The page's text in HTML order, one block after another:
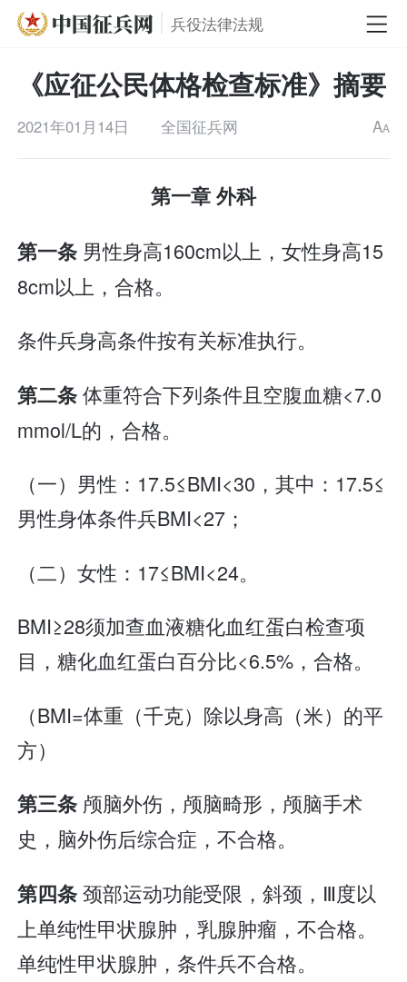
兵役法律法规
《应征公民体格检查标准》摘要
2021年01月14日 全国征兵网 AA
第一章 外科
第一条 男性身高160cm以上，女性身高15
8cm以上，合格。
条件兵身高条件按有关标准执行。
第二条体重符合下列条件且空腹血糖<7.0
mmol/L的，合格。
（一）男性：17.5≤BMI<30，其中：17.5≤
男性身体条件兵BMI<27；
（二）女性：17≤BMI<24。
BMI≥28须加查血液糖化血红蛋白检查项
目，糖化血红蛋白百分比<6.5%，合格。
（BMI=体重（千克）除以身高（米）的平
方）
第三条 颅脑外伤，颅脑畸形，颅脑手术
史，脑外伤后综合症，不合格。
第四条颈部运动功能受限，斜颈，Ⅲ度以
上单纯性甲状腺肿，乳腺肿瘤，不合格。
单纯性甲状腺肿，条件兵不合格。